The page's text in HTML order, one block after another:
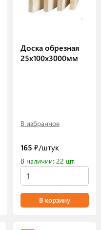
Доска обрезная
25х100х3000мм
В избранное
165 ₽/штук
В наличии: 22 шт.
В корзину